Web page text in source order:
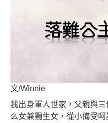
文/Winnie
我出身軍人世家，父親與
么女兼獨生女，從小備受